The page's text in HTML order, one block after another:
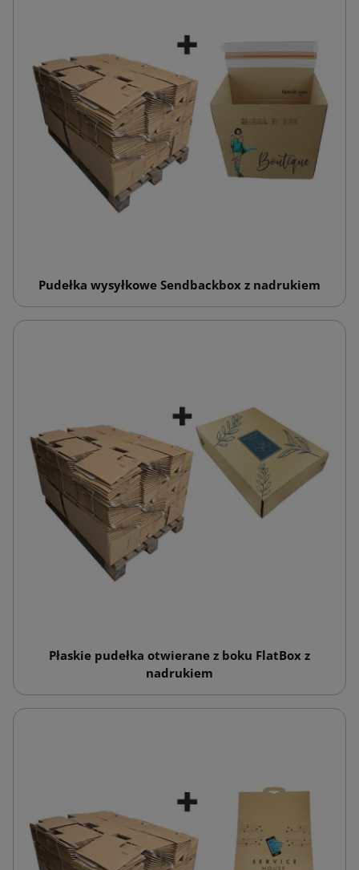
Pudełka wysyłkowe Sendbackbox z nadrukiem
Płaskie pudełka otwierane z boku FlatBox z
nadrukiem